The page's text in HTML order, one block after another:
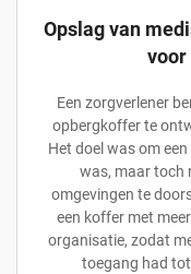
Opslag van
voor
Een zorgverlener
opbergkoffer te
Het doel was om
was, maar toch
omgevingen te
een koffer met
organisatie, zodat
toegang had